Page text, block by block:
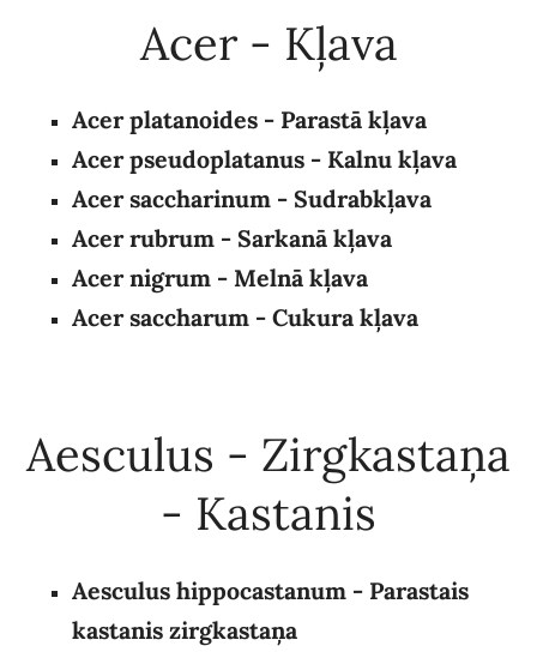
Acer - Kļava
Acer platanoides - Parastā kļava
Acer pseudoplatanus - Kalnu kļava
Acer saccharinum - Sudrabkļava
Acer rubrum - Sarkanā kļava
Acer nigrum - Melnā kļava
Acer saccharum - Cukura kļava
Aesculus - Zirgkastaņa
- Kastanis
Aesculus hippocastanum - Parastais
kastanis zirgkastaņa